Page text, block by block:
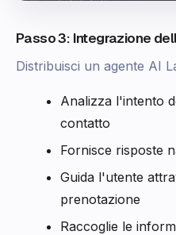
Passo 3: Integrazione
Distribuisci un agente AI
Analizza l'intento
contatto
Fornisce risposte
Guida l'utente
prenotazione
Raccoglie le